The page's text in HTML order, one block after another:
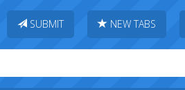
SUBMIT NEW TABS